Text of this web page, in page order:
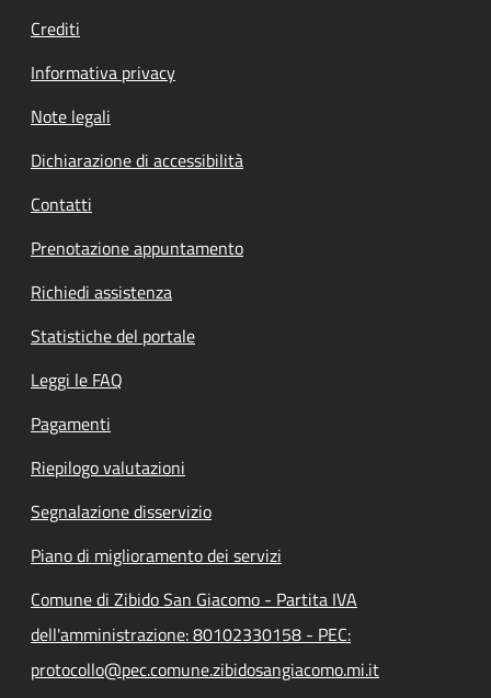
Crediti
Informativa privacy
Note legali
Dichiarazione di accessibilità
Contatti
Prenotazione appuntamento
Richiedi assistenza
Statistiche del portale
Leggi le FAQ
Pagamenti
Riepilogo valutazioni
Segnalazione disservizio
Piano di miglioramento dei servizi
Comune di Zibido San Giacomo - Partita IVA
dell'amministrazione: 80102330158 - PEC:
protocollo@pec.comune.zibidosangiacomo.mi.it